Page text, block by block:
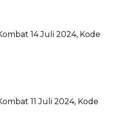
14 Juli 2024, Kode
11 Juli 2024, Kode